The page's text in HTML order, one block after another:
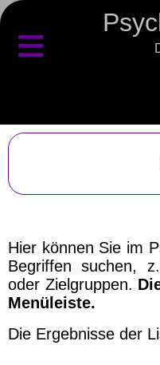
≡
Hier können Sie im
Begriffen suchen,
oder Zielgruppen.
Menüleiste.
Die Ergebnisse der